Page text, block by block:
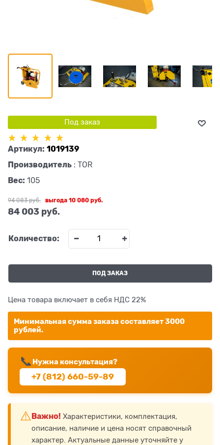
Под заказ
Артикул: 1019139
Производитель : TOR
Вес: 105
94 083 руб.
84 003 руб.
выгода10 080 руб.
Количество:
ПОД ЗАКАЗ
Цена товара включает в себя НДС 22%
Минимальная сумма заказа составляет 3000
рублей.
📞 Нужна консультация?
+7 (812) 660-59-89
⚠️ Важно! Характеристики, комплектация,
описание, наличие и цена носят справочный
характер. Актуальные данные уточняйте у